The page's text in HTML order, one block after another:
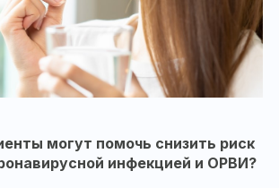
могут помочь снизить риск
инфекцией и ОРВИ?